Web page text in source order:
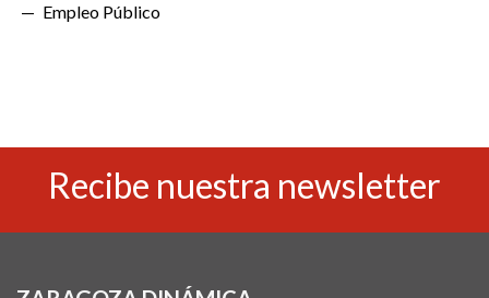
Empleo Público
Recibe nuestra newsletter